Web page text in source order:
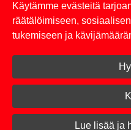
Toimitus-
©
Käytämme evästeitä
räätälöimiseen,
tukemiseen ja
Lue lisää ja